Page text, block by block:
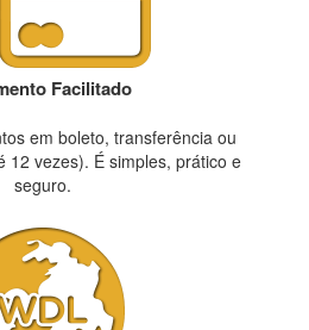
Facilitado
em boleto, transferência ou
12 vezes). É simples, prático e
seguro.